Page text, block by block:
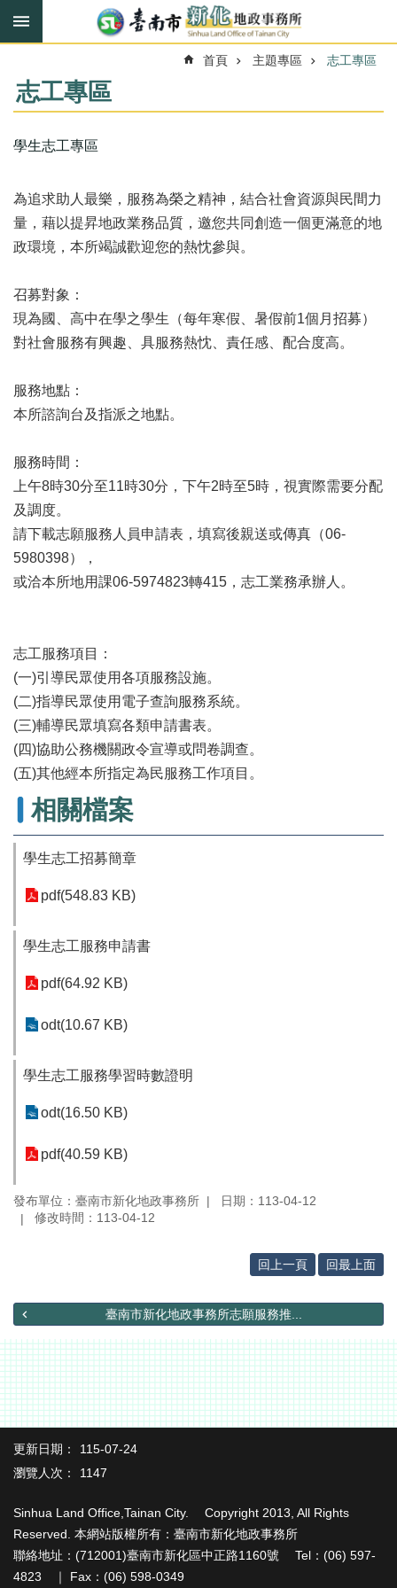
跳到主要內容區塊
搜
搜
尋
快
報
機
簡
介
線
服
務
民
服
務
民
意
交
流
專
區
主
題
專
區
用
地
圖
價
錄
辦
承
網
站
導
覽
市
政
府
地
政
局
★
檔
案
區
★
首頁 主題專區 志工專區
志工專區
學生志工專區
為追求助人最樂，服務為榮之精神，結合社會資源與民間力
量，藉以提昇地政業務品質，邀您共同創造一個更滿意的地
政環境，本所竭誠歡迎您的熱忱參與。
召募對象：
現為國、高中在學之學生（每年寒假、暑假前1個月招募）
對社會服務有興趣、具服務熱忱、責任感、配合度高。
服務地點：
本所諮詢台及指派之地點。
服務時間：
上午8時30分至11時30分，下午2時至5時，視實際需要分配
及調度。
請下載志願服務人員申請表，填寫後親送或傳真（06-
5980398），
或洽本所地用課06-5974823轉415，志工業務承辦人。
志工服務項目：
(一)引導民眾使用各項服務設施。
(二)指導民眾使用電子查詢服務系統。
(三)輔導民眾填寫各類申請書表。
(四)協助公務機關政令宣導或問卷調查。
(五)其他經本所指定為民服務工作項目。
相關檔案
學生志工招募簡章
pdf(548.83 KB)
學生志工服務申請書
pdf(64.92 KB)
odt(10.67 KB)
學生志工服務學習時數證明
odt(16.50 KB)
pdf(40.59 KB)
發布單位：臺南市新化地政事務所
日期：113-04-12
修改時間：113-04-12
回上一頁 回最上面
臺南市新化地政事務所志願服務推...
更新日期：
115-07-24
瀏覽人次：
1147
Sinhua Land Office,Tainan City. Copyright 2013, All Rights
Reserved. 本網站版權所有：臺南市新化地政事務所
聯絡地址：(712001)臺南市新化區中正路1160號 Tel：(06) 597-
4823 ｜ Fax：(06) 598-0349